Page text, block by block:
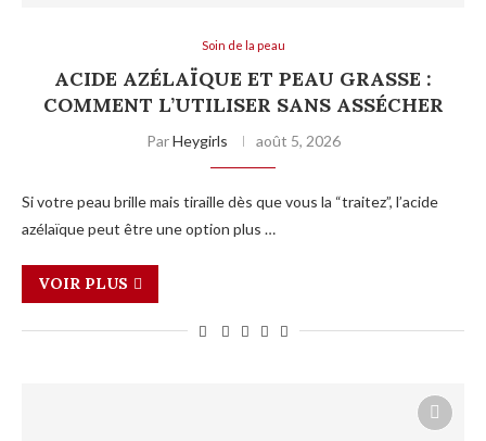
Soin de la peau
ACIDE AZÉLAÏQUE ET PEAU GRASSE :
COMMENT L’UTILISER SANS ASSÉCHER
ParHeygirls août 5, 2026
Si votre peau brille mais tiraille dès que vous la “traitez”, l’acide
azélaïque peut être une option plus …
VOIR PLUS